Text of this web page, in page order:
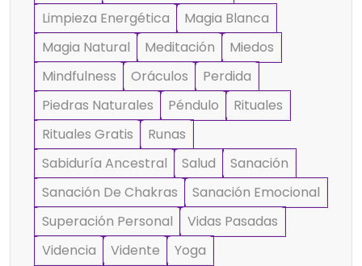
Limpieza Energética
Magia Blanca
Magia Natural
Meditación
Miedos
Mindfulness
Oráculos
Perdida
Piedras Naturales
Péndulo
Rituales
Rituales Gratis
Runas
Sabiduría Ancestral
Salud
Sanación
Sanación De Chakras
Sanación Emocional
Superación Personal
Vidas Pasadas
Videncia
Vidente Yoga